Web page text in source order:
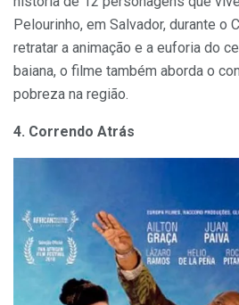
Pelourinho, em Salvador, durante o
retratar a animação e a euforia do
baiana, o filme também aborda o
pobreza na região.
4. Correndo Atrás